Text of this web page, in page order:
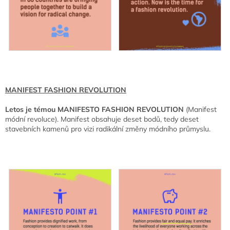
MANIFEST FASHION REVOLUTION
Letos je témou MANIFESTO FASHION REVOLUTION (Manifest
módní revoluce). Manifest obsahuje deset bodů, tedy deset
stavebních kamenů pro vizi radikální změny módního průmyslu.